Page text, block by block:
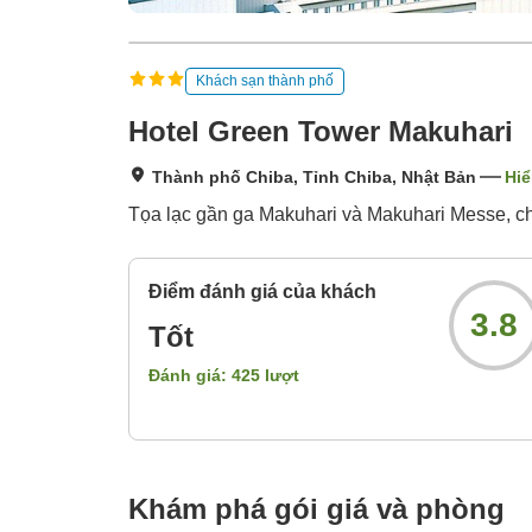
Khách sạn thành phố
Hotel Green Tower Makuhari
Thành phố Chiba, Tỉnh Chiba, Nhật Bản
Tọa lạc gần ga Makuhari và Makuhari Messe,
Điểm đánh giá của khách
Tốt
Đánh giá: 425 lượt
3.8
Khám phá gói giá và phòng